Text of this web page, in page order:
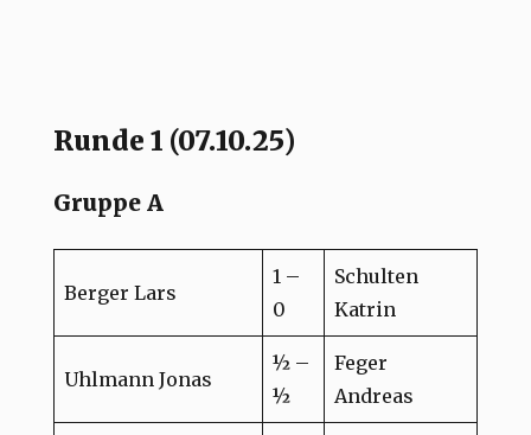
Runde 1 (07.10.25)
Gruppe A
Berger Lars
1 –
0
Schulten
Katrin
Uhlmann Jonas
½ –
½
Feger
Andreas